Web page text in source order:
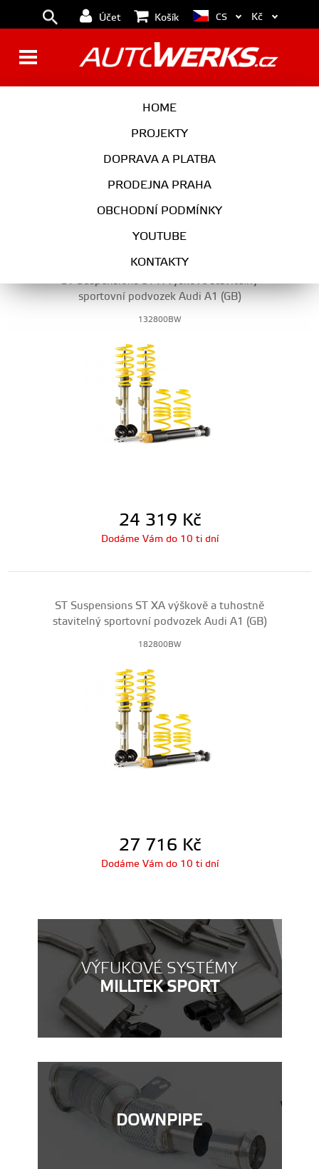
Účet Košík
HOME
PROJEKTY
DOPRAVA A PLATBA
PRODEJNA PRAHA
OBCHODNÍ PODMÍNKY
YOUTUBE
KONTAKTY
CS Kč
PODVOZEK
ST Suspensions ST X výškově stavitelný
sportovní podvozek Audi A1 (GB)
132800BW
24 319 Kč
Dodáme Vám do 10 ti dní
ST Suspensions ST XA výškově a tuhostně
stavitelný sportovní podvozek Audi A1 (GB)
182800BW
27 716 Kč
Dodáme Vám do 10 ti dní
VÝFUKOVÉ SYSTÉMY
MILLTEK SPORT
DOWNPIPE